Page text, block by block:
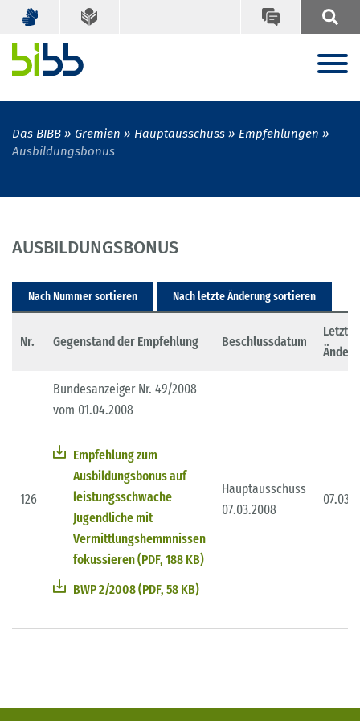
Das BIBB Gremien Hauptausschuss
Empfehlungen
Ausbildungsbonus
AUSBILDUNGSBONUS
Nach Nummer sortieren Nach letzte Änderung sortieren
Nr. Gegenstand der Empfehlung Beschlussdatum
Letzte
126
Bundesanzeiger Nr. 49/2008
vom 01.04.2008
Empfehlung zum
Ausbildungsbonus auf
leistungsschwache
Jugendliche mit
Vermittlungshemmnissen
fokussieren (PDF, 188 KB)
BWP 2/2008 (PDF, 58 KB)
Hauptausschuss
07.03.2008